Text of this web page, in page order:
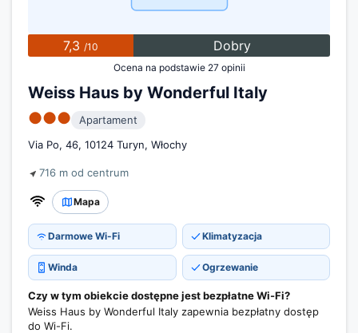
7,3 /10 Dobry
Ocena na podstawie 27 opinii
Weiss Haus by Wonderful Italy
●●●
Apartament
Via Po, 46, 10124 Turyn, Włochy
716 m od centrum
Mapa
Darmowe Wi-Fi Klimatyzacja
Winda Ogrzewanie
Czy w tym obiekcie dostępne jest bezpłatne Wi-Fi?
Weiss Haus by Wonderful Italy zapewnia bezpłatny dostęp
do Wi-Fi.